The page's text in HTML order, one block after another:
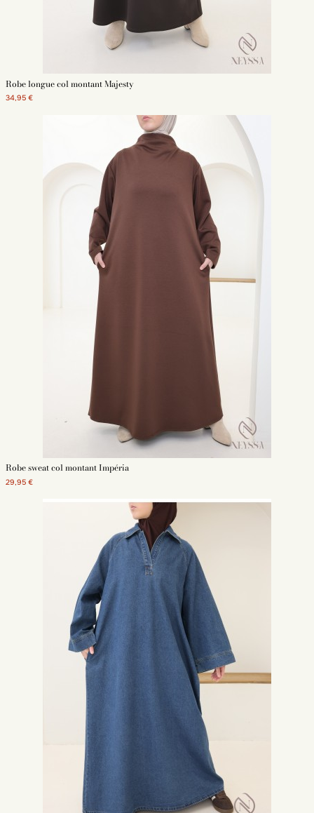
Robe longue col montant Majesty
34,95 €
Robe sweat col montant Impéria
29,95 €